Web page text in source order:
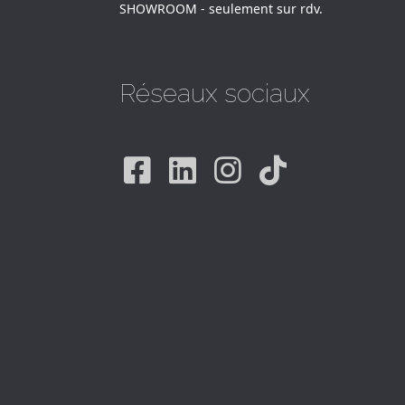
SHOWROOM - seulement sur rdv.
Réseaux sociaux
Facebook
Linkedin
Instagram
Tiktok